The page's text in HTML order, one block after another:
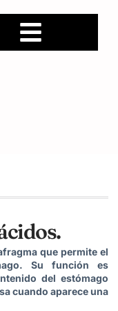
que permite el
Su función es
del estómago
cuando aparece una